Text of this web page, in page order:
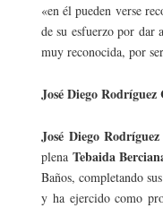
«en él pueden verse
de su esfuerzo por dar
muy reconocida, por
José Diego Rodríguez
José Diego
plena Tebaida
Baños, completando
y ha ejercido como